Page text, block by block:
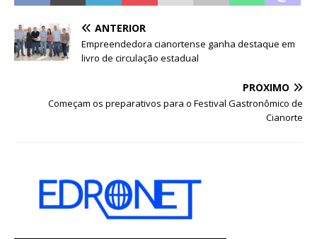
ANTERIOR
Empreendedora cianortense ganha destaque em
livro de circulação estadual
PRÓXIMO
Começam os preparativos para o Festival Gastronômico de
Cianorte